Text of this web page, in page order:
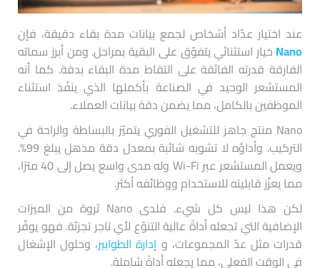
عند اختيار عدّاد أشخاص لجمع بيانات مدة بقاء دقيقة، فإن
Nano خيار استثنائي يتفوّق على البقية بمراحل. ومن أبرز سماته
الفارقة قدرته الفائقة على التقاط مدة البقاء بدقة. كما أنه
المستشعر الوحيد في الصناعة بأكملها الذي ينفّذ استثناء
الموظفين بالكامل، مما يضمن دقة بيانات العملاء.
Nano منتج جاهز للتشغيل الفوري يتميّز بالبساطة والراحة في
التركيب. وأداؤه لا تشوبه شائبة بمعدل دقة مذهل يبلغ 99%.
ويعمل المستشعر عبر Wi-Fi وله مدى واسع يصل إلى 40 مترًا،
مما يعزّز قابليته للاستخدام ووظائفه أكثر.
لكن هذا ليس كل شيء. فلدى Nano ثروة من الميزات
الإضافية التي تجعله أداةً عالية التنوّع لأي تاجر تجزئة. فهو يوفّر
قدرات مثل عدّ المجموعات، و إدارة الطوابير، وحلول الإشغال
في الوقت الفعلي، مما يجعله أداةً شاملة.